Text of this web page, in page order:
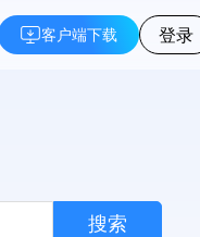
客户端下载 登录
搜索